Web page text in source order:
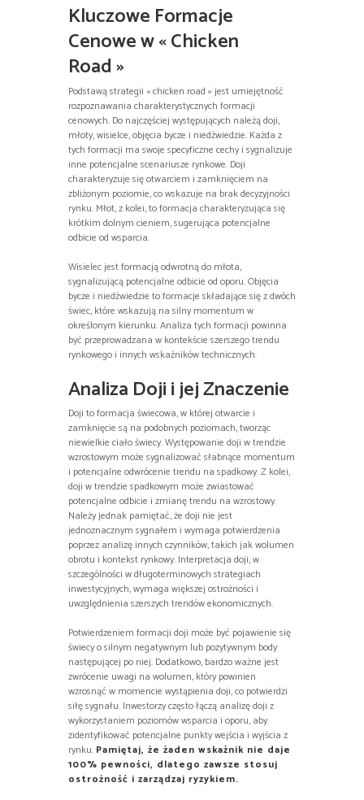
Kluczowe Formacje
Cenowe w « Chicken
Road »
Podstawą strategii « chicken road » jest umiejętność
rozpoznawania charakterystycznych formacji
cenowych. Do najczęściej występujących należą doji,
młoty, wisielce, objęcia bycze i niedźwiedzie. Każda z
tych formacji ma swoje specyficzne cechy i sygnalizuje
inne potencjalne scenariusze rynkowe. Doji
charakteryzuje się otwarciem i zamknięciem na
zbliżonym poziomie, co wskazuje na brak decyzyjności
rynku. Młot, z kolei, to formacja charakteryzująca się
krótkim dolnym cieniem, sugerująca potencjalne
odbicie od wsparcia.
Wisielec jest formacją odwrotną do młota,
sygnalizującą potencjalne odbicie od oporu. Objęcia
bycze i niedźwiedzie to formacje składające się z dwóch
świec, które wskazują na silny momentum w
określonym kierunku. Analiza tych formacji powinna
być przeprowadzana w kontekście szerszego trendu
rynkowego i innych wskaźników technicznych.
Analiza Doji i jej Znaczenie
Doji to formacja świecowa, w której otwarcie i
zamknięcie są na podobnych poziomach, tworząc
niewielkie ciało świecy. Występowanie doji w trendzie
wzrostowym może sygnalizować słabnące momentum
i potencjalne odwrócenie trendu na spadkowy. Z kolei,
doji w trendzie spadkowym może zwiastować
potencjalne odbicie i zmianę trendu na wzrostowy.
Należy jednak pamiętać, że doji nie jest
jednoznacznym sygnałem i wymaga potwierdzenia
poprzez analizę innych czynników, takich jak wolumen
obrotu i kontekst rynkowy. Interpretacja doji, w
szczególności w długoterminowych strategiach
inwestycyjnych, wymaga większej ostrożności i
uwzględnienia szerszych trendów ekonomicznych.
Potwierdzeniem formacji doji może być pojawienie się
świecy o silnym negatywnym lub pozytywnym body
następującej po niej. Dodatkowo, bardzo ważne jest
zwrócenie uwagi na wolumen, który powinien
wzrosnąć w momencie wystąpienia doji, co potwierdzi
siłę sygnału. Inwestorzy często łączą analizę doji z
wykorzystaniem poziomów wsparcia i oporu, aby
zidentyfikować potencjalne punkty wejścia i wyjścia z
rynku. Pamiętaj, że żaden wskaźnik nie daje
100% pewności, dlatego zawsze stosuj
ostrożność i zarządzaj ryzykiem.